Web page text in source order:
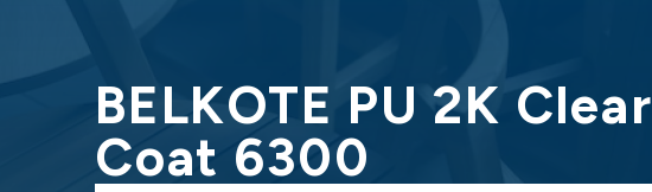
BELKOTE PU 2K Clear
Coat 6300